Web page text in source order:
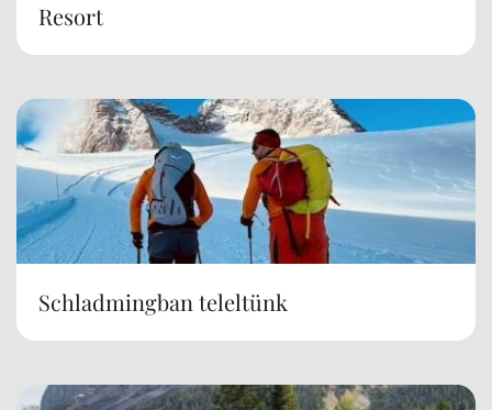
Resort
Schladmingban teleltünk